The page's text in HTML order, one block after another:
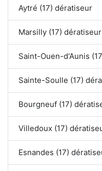
Aytré (17) dératiseur
Marsilly (17) dératiseur
Saint-Ouen-d'Aunis
Sainte-Soulle (17)
Bourgneuf (17)
Villedoux (17)
Esnandes (17)